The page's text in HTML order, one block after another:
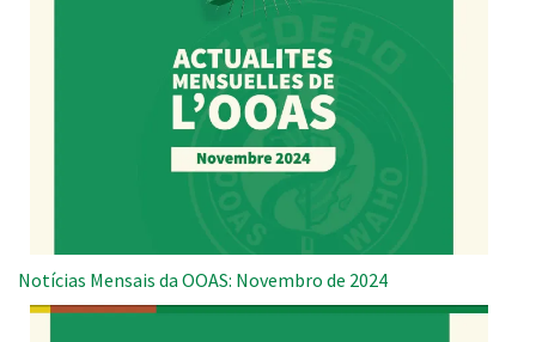
Notícias Mensais da OOAS: Novembro de 2024